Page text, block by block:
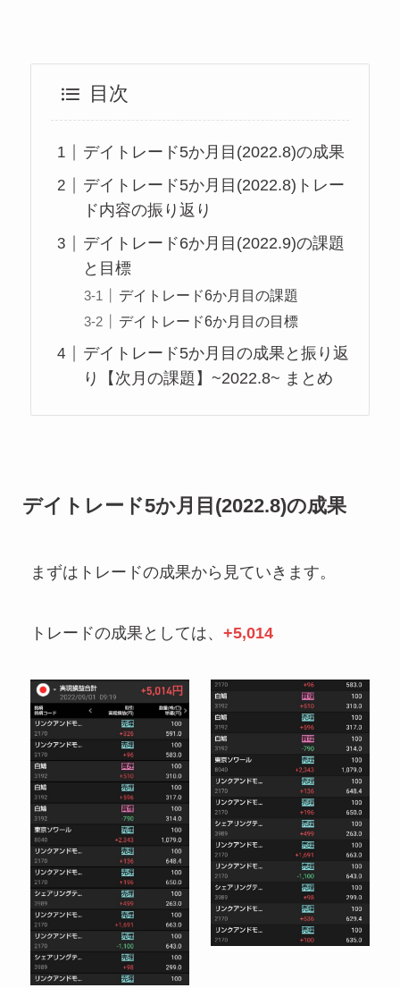
目次
デイトレード5か月目(2022.8)の成果
デイトレード5か月目(2022.8)トレー
ド内容の振り返り
デイトレード6か月目(2022.9)の課題
と目標
デイトレード6か月目の課題
デイトレード6か月目の目標
デイトレード5か月目の成果と振り返
り【次月の課題】~2022.8~ まとめ
デイトレード5か月目(2022.8)の成果
まずはトレードの成果から見ていきます。
トレードの成果としては、 +5,014